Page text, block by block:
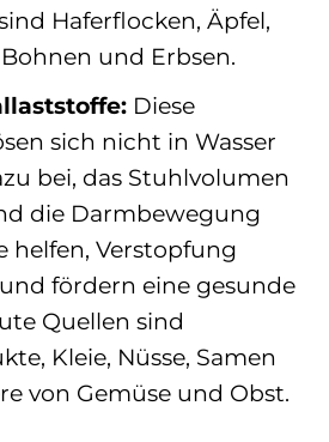
Haferflocken, Äpfel,
und Erbsen.
Diese
sich nicht in Wasser
bei, das Stuhlvolumen
die Darmbewegung
helfen, Verstopfung
fördern eine gesunde
Quellen sind
Kleie, Nüsse, Samen
von Gemüse und Obst.